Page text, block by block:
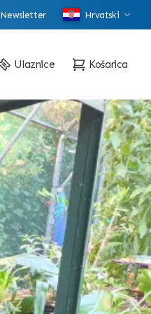
Newsletter Hrvatski
Ulaznice Košarica